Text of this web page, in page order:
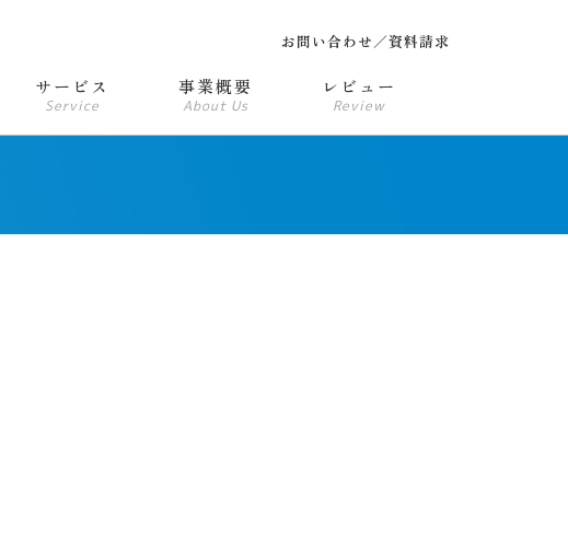
お問い合わせ／資料請求
サービス
Service
事業概要
About Us
レビュー
Review